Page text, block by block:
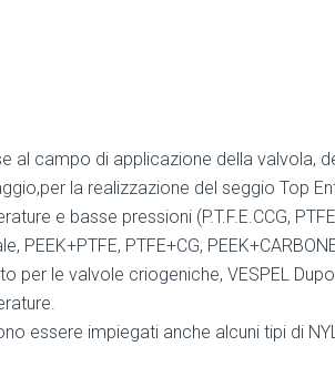
al campo di applicazione della valvola,
la realizzazione del seggio Top
e basse pressioni (P.T.F.E.CCG,
PEEK+PTFE, PTFE+CG,
per le valvole criogeniche, VESPEL
essere impiegati anche alcuni tipi di